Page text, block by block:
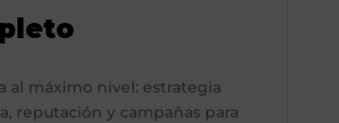
al máximo nivel: estrategia
reputación y campañas para